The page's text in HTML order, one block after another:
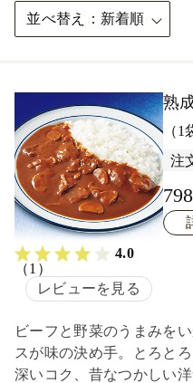
並べ替え 新着順
4.0
（1）
レビューを見る
熟
（1
注
ビーフと野菜のうまみを
スが味の決め手。とろと
深いコク、昔なつかしい